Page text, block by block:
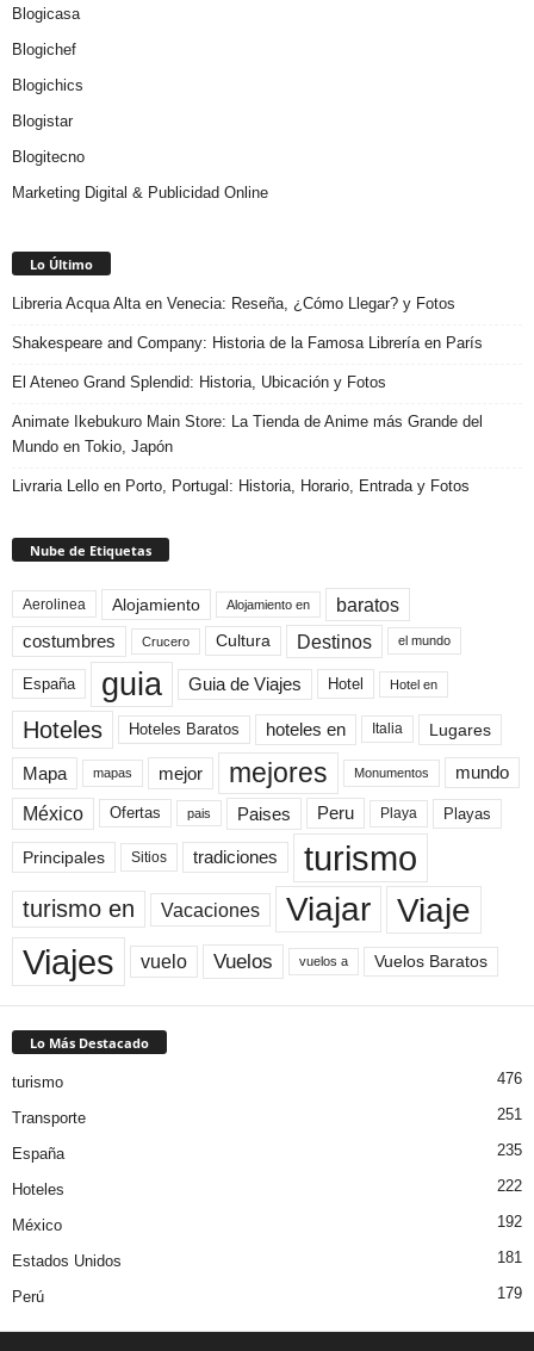
Blogicasa
Blogichef
Blogichics
Blogistar
Blogitecno
Marketing Digital & Publicidad Online
Lo Último
Libreria Acqua Alta en Venecia: Reseña, ¿Cómo Llegar? y Fotos
Shakespeare and Company: Historia de la Famosa Librería en París
El Ateneo Grand Splendid: Historia, Ubicación y Fotos
Animate Ikebukuro Main Store: La Tienda de Anime más Grande del
Mundo en Tokio, Japón
Livraria Lello en Porto, Portugal: Historia, Horario, Entrada y Fotos
Nube de Etiquetas
Aerolinea Alojamiento Alojamiento en baratos
costumbres Crucero Cultura Destinos el mundo
España guia Guia de Viajes Hotel Hotel en
Hoteles Hoteles Baratos hoteles en Italia Lugares
Mapa mapas mejor mejores Monumentos mundo
México Ofertas pais Paises Peru Playa Playas
Principales Sitios tradiciones turismo
turismo en Vacaciones Viajar Viaje
Viajes vuelo Vuelos vuelos a Vuelos Baratos
Lo Más Destacado
turismo 476
Transporte 251
España 235
Hoteles 222
México 192
Estados Unidos 181
Perú 179